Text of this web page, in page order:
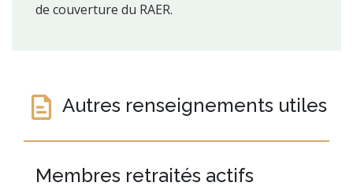
de couverture du RAER.
Autres renseignements utiles
Membres retraités actifs